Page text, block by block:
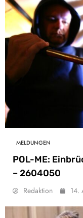
MELDUNGEN
POL-ME:
– 2604050
Redaktion 14.